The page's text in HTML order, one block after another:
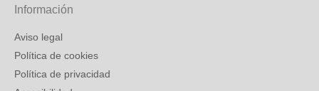
Información
Aviso legal
Política de cookies
Política de privacidad